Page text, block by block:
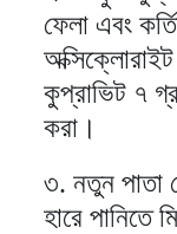
ফেলা এবং
কুপ্রাভিট ৭
করা।
৩. নতুন পাতা
হারে পানিতে